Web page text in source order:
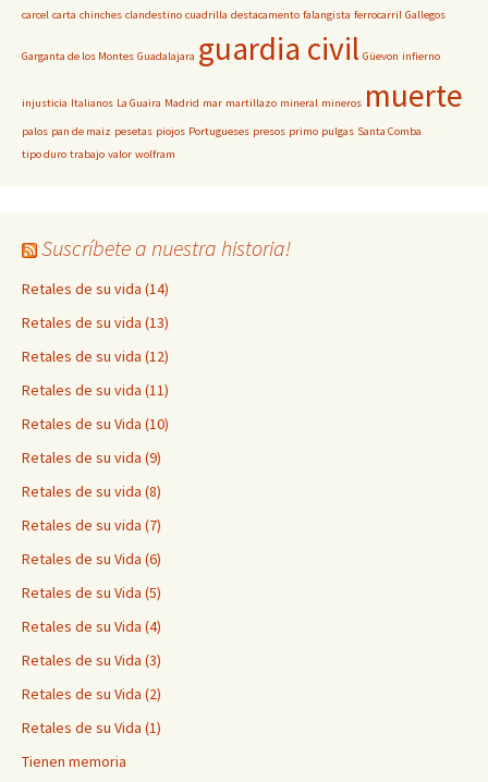
carcel carta chinches clandestino cuadrilla destacamento falangista ferrocarril Gallegos
Garganta de los Montes Guadalajara guardia civil Güevon infierno
injusticia Italianos La Guaira Madrid mar martillazo mineral mineros muerte
palos pan de maiz pesetas piojos Portugueses presos primo pulgas Santa Comba
tipo duro trabajo valor wolfram
Suscríbete a nuestra historia!
Retales de su vida (14)
Retales de su vida (13)
Retales de su vida (12)
Retales de su vida (11)
Retales de su Vida (10)
Retales de su vida (9)
Retales de su vida (8)
Retales de su vida (7)
Retales de su Vida (6)
Retales de su Vida (5)
Retales de su Vida (4)
Retales de su Vida (3)
Retales de su Vida (2)
Retales de su Vida (1)
Tienen memoria